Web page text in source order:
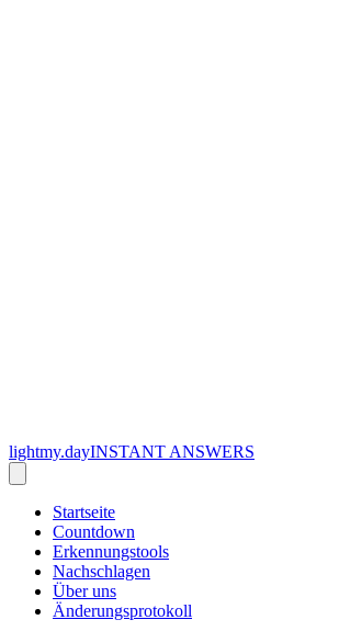
lightmy.dayINSTANT ANSWERS
Startseite
Countdown
Erkennungstools
Nachschlagen
Über uns
Änderungsprotokoll